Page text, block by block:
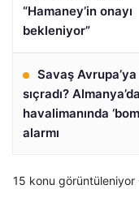
“Hamaney’in onayı
bekleniyor”
Savaş Avrupa’ya
sıçradı?
havalimanında
alarmı
15 konu görüntüleniyor